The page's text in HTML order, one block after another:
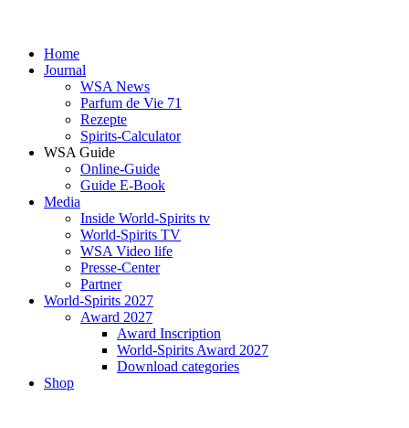
Home
Journal
WSA News
Parfum de Vie 71
Rezepte
Spirits-Calculator
WSA Guide
Online-Guide
Guide E-Book
Media
Inside World-Spirits tv
World-Spirits TV
WSA Video life
Presse-Center
Partner
World-Spirits 2027
Award 2027
Award Inscription
World-Spirits Award 2027
Download categories
Shop